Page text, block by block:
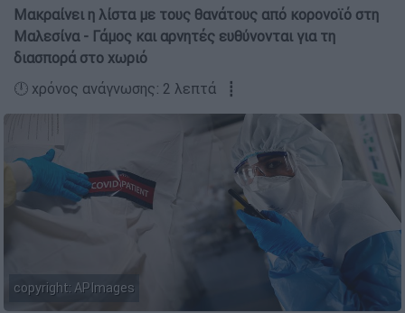
Μακραίνει η λίστα με τους θανάτους από κορονοϊό στη
Μαλεσίνα - Γάμος και αρνητές ευθύνονται για τη
διασπορά στο χωριό
🕛 χρόνος ανάγνωσης: 2 λεπτά ┋
copyright: APImages